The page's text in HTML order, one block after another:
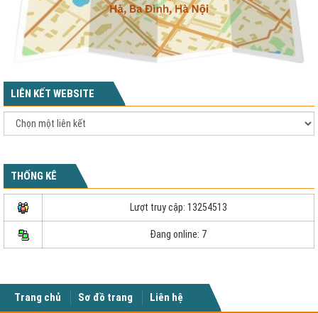
LIÊN KẾT WEBSITE
THỐNG KÊ
Lượt truy cập: 13254513
Đang online: 7
Trang chủ Sơ đồ trang Liên hệ